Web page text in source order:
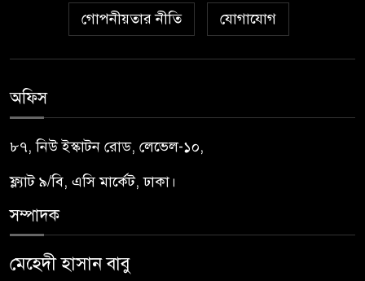
গোপনীয়তার নীতি যোগাযোগ
অফিস
৮৭, নিউ ইস্কাটন রোড, লেভেল-১০,
ফ্ল্যাট ৯/বি, এসি মার্কেট, ঢাকা।
সম্পাদক
মেহেদী হাসান বাবু